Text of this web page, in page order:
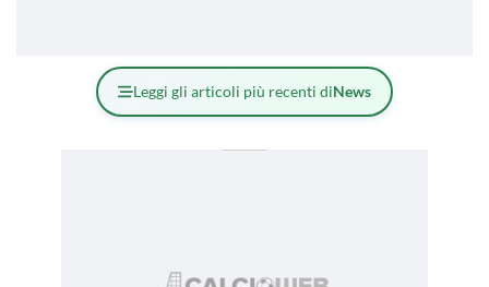
Leggi gli articoli più recenti diNews